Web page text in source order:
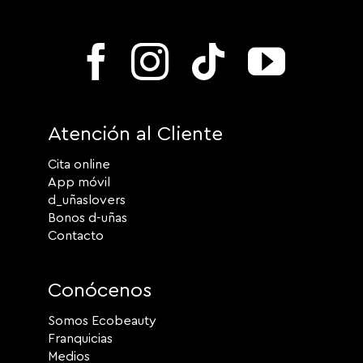
Atención al Cliente
Cita online
App móvil
d_uñaslovers
Bonos d-uñas
Contacto
Conócenos
Somos Ecobeauty
Franquicias
Medios